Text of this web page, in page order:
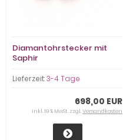
Diamantohrstecker mit
Saphir
Lieferzeit:3-4 Tage
698,00 EUR
inkl. 19 % MwSt. zzgl.Versandkosten